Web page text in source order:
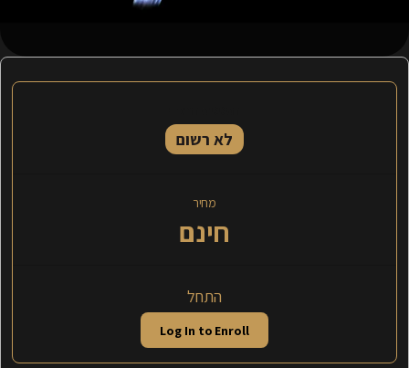
לא רשום
מחיר
חינם
התחל
Log In to Enroll